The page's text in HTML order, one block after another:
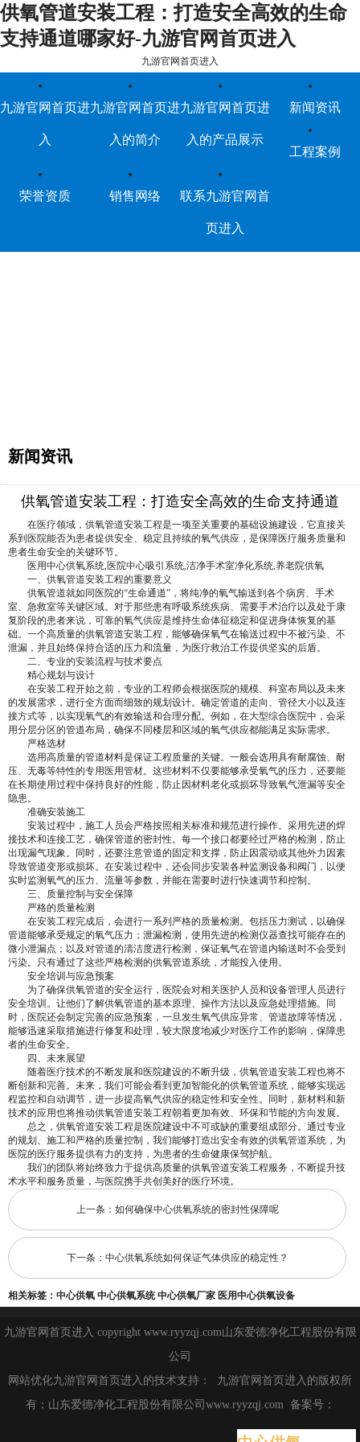
供氧管道安装工程：打造安全高效的生命
支持通道哪家好-九游官网首页进入
九游官网首页进入
九游官网首页进
入
九游官网首页进
入的简介
九游官网首页进
入的产品展示
新闻资讯
工程案例
荣誉资质 销售网络 联系九游官网首
页进入
新闻资讯
供氧管道安装工程：打造安全高效的生命支持通道
在医疗领域，供氧管道安装工程是一项至关重要的基础设施建设，它直接关
系到医院能否为患者提供安全、稳定且持续的氧气供应，是保障医疗服务质量和
患者生命安全的关键环节。
医用中心供氧系统,医院中心吸引系统,洁净手术室净化系统,养老院供氧
一、供氧管道安装工程的重要意义
供氧管道就如同医院的“生命通道”，将纯净的氧气输送到各个病房、手术
室、急救室等关键区域。对于那些患有呼吸系统疾病、需要手术治疗以及处于康
复阶段的患者来说，可靠的氧气供应是维持生命体征稳定和促进身体恢复的基
础。一个高质量的供氧管道安装工程，能够确保氧气在输送过程中不被污染、不
泄漏，并且始终保持合适的压力和流量，为医疗救治工作提供坚实的后盾。
二、专业的安装流程与技术要点
精心规划与设计
在安装工程开始之前，专业的工程师会根据医院的规模、科室布局以及未来
的发展需求，进行全方面而细致的规划设计。确定管道的走向、管径大小以及连
接方式等，以实现氧气的有效输送和合理分配。例如，在大型综合医院中，会采
用分层分区的管道布局，确保不同楼层和区域的氧气供应都能满足实际需求。
严格选材
选用高质量的管道材料是保证工程质量的关键。一般会选用具有耐腐蚀、耐
压、无毒等特性的专用医用管材。这些材料不仅要能够承受氧气的压力，还要能
在长期使用过程中保持良好的性能，防止因材料老化或损坏导致氧气泄漏等安全
隐患。
准确安装施工
安装过程中，施工人员会严格按照相关标准和规范进行操作。采用先进的焊
接技术和连接工艺，确保管道的密封性。每一个接口都要经过严格的检测，防止
出现漏气现象。同时，还要注意管道的固定和支撑，防止因震动或其他外力因素
导致管道变形或损坏。在安装过程中，还会同步安装各种监测设备和阀门，以便
实时监测氧气的压力、流量等参数，并能在需要时进行快速调节和控制。
三、质量控制与安全保障
严格的质量检测
在安装工程完成后，会进行一系列严格的质量检测。包括压力测试，以确保
管道能够承受规定的氧气压力；泄漏检测，使用先进的检测仪器查找可能存在的
微小泄漏点；以及对管道的清洁度进行检测，保证氧气在管道内输送时不会受到
污染。只有通过了这些严格检测的供氧管道系统，才能投入使用。
安全培训与应急预案
为了确保供氧管道的安全运行，医院会对相关医护人员和设备管理人员进行
安全培训。让他们了解供氧管道的基本原理、操作方法以及应急处理措施。同
时，医院还会制定完善的应急预案，一旦发生氧气供应异常、管道故障等情况，
能够迅速采取措施进行修复和处理，较大限度地减少对医疗工作的影响，保障患
者的生命安全。
四、未来展望
随着医疗技术的不断发展和医院建设的不断升级，供氧管道安装工程也将不
断创新和完善。未来，我们可能会看到更加智能化的供氧管道系统，能够实现远
程监控和自动调节，进一步提高氧气供应的稳定性和安全性。同时，新材料和新
技术的应用也将推动供氧管道安装工程朝着更加有效、环保和节能的方向发展。
总之，供氧管道安装工程是医院建设中不可或缺的重要组成部分。通过专业
的规划、施工和严格的质量控制，我们能够打造出安全有效的供氧管道系统，为
医院的医疗服务提供有力的支持，为患者的生命健康保驾护航。
我们的团队将始终致力于提供高质量的供氧管道安装工程服务，不断提升技
术水平和服务质量，与医院携手共创美好的医疗环境。
上一条： 如何确保中心供氧系统的密封性保障呢
下一条： 中心供氧系统如何保证气体供应的稳定性？
相关标签： 中心供氧 中心供氧系统 中心供氧厂家 医用中心供氧设备
九游官网首页进入 copyright www.ryyzqj.com山东爱德净化工程股份有限
公司
网站优化九游官网首页进入的技术支持： 九游官网首页进入的版权所
有：山东爱德净化工程股份有限公司www.ryyzqj.com 备案号：